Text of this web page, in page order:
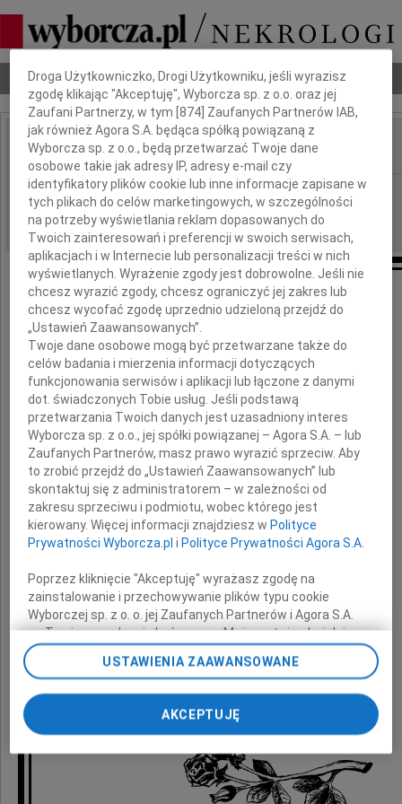
Nekrologi Odeszli Poradnik pogrzebowy
IMIĘ I NAZWISKO:
REGION: Warszawa
DATA EMISJI: 04.05.2010
Panu Prezesowi
Lechowi Piaseckiemu
najserdeczniejsze wyrazy współczucia
z powodu śmierci
Ojca
składają
pracownicy
Spółki "Mennica Ochrona"
Dbamy o Twoją prywatność
Droga Użytkowniczko, Drogi Użytkowniku, jeśli wyrazisz
zgodę klikając "Akceptuję", Wyborcza sp. z o.o. oraz jej
Zaufani Partnerzy, w tym [874 ] Zaufanych Partnerów IAB,
jak również Agora S.A. będąca spółką powiązaną z
Wyborcza sp. z o.o., będą przetwarzać Twoje dane
osobowe takie jak adresy IP, adresy e-mail czy
identyfikatory plików cookie lub inne informacje zapisane w
tych plikach do celów marketingowych, w szczególności
na potrzeby wyświetlania reklam dopasowanych do
Twoich zainteresowań i preferencji w swoich serwisach,
aplikacjach i w Internecie lub personalizacji treści w nich
wyświetlanych. Wyrażenie zgody jest dobrowolne. Jeśli nie
chcesz wyrazić zgody, chcesz ograniczyć jej zakres lub
chcesz wycofać zgodę uprzednio udzieloną przejdź do
„Ustawień Zaawansowanych”.
Twoje dane osobowe mogą być przetwarzane także do
celów badania i mierzenia informacji dotyczących
funkcjonowania serwisów i aplikacji lub łączone z danymi
dot. świadczonych Tobie usług. Jeśli podstawą
przetwarzania Twoich danych jest uzasadniony interes
Wyborcza sp. z o.o., jej spółki powiązanej – Agora S.A. – lub
Zaufanych Partnerów, masz prawo wyrazić sprzeciw. Aby
to zrobić przejdź do „Ustawień Zaawansowanych” lub
skontaktuj się z administratorem – w zależności od
zakresu sprzeciwu i podmiotu, wobec którego jest
kierowany. Więcej informacji znajdziesz w Polityce
Prywatności Wyborcza.pl i Polityce Prywatności Agora S.A.
Poprzez kliknięcie "Akceptuję" wyrażasz zgodę na
zainstalowanie i przechowywanie plików typu cookie
Wyborczej sp. z o. o. jej Zaufanych Partnerów i Agora S.A.
na Twoim urządzeniu końcowym. Możesz też w każdej
chwili zmienić swoje preferencje dot. plików cookie,
ponownie wywołując narzędzie do zarządzania Twoimi
odnośnik „Ustawienia prywatności” w stopce serwisu i
przechodząc do sekcji „Ustawienia zaawansowane”.
Zmiana ustawień plików cookie możliwa jest także za
pomocą ustawień przeglądarki.
My, nasi Zaufani Partnerzy i Agora S.A. możemy
USTAWIENIA ZAAWANSOWANE
AKCEPTUJĘ